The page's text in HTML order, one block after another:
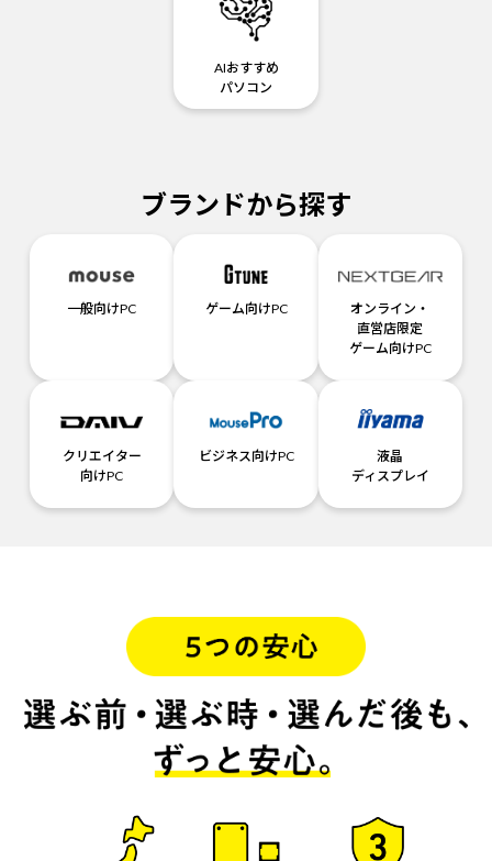
AIおすすめ
パソコン
ブランドから探す
一般向けPC ゲーム向けPC
オンライン・
直営店限定
ゲーム向けPC
クリエイター
向けPC
ビジネス向けPC
液晶
ディスプレイ